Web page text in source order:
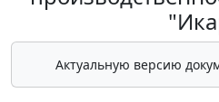
Актуальную версию